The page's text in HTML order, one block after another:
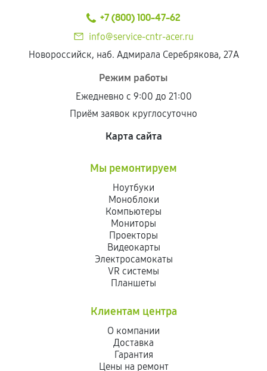
+7 (800) 100-47-62
info@service-cntr-acer.ru
Новороссийск, наб. Адмирала Серебрякова, 27А
Режим работы
Ежедневно с 9:00 до 21:00
Приём заявок круглосуточно
Карта сайта
Мы ремонтируем
Ноутбуки
Моноблоки
Компьютеры
Мониторы
Проекторы
Видеокарты
Электросамокаты
VR системы
Планшеты
Клиентам центра
О компании
Доставка
Гарантия
Цены на ремонт